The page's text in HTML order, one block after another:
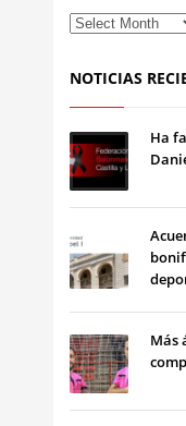
NOTICIAS
Ha
Más